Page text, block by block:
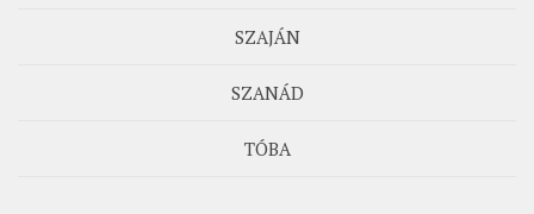
SZAJÁN
SZANÁD
TÓBA